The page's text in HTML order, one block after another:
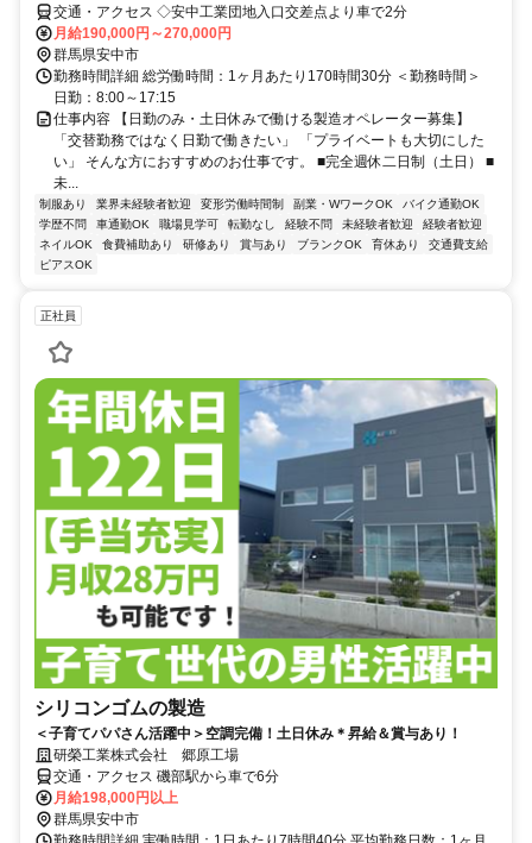
交通・アクセス ◇安中工業団地入口交差点より車で2分
月給190,000円～270,000円
群馬県安中市
勤務時間詳細 総労働時間：1ヶ月あたり170時間30分 ＜勤務時間＞
日勤：8:00～17:15
仕事内容 【日勤のみ・土日休みで働ける製造オペレーター募集】
「交替勤務ではなく日勤で働きたい」 「プライベートも大切にした
い」 そんな方におすすめのお仕事です。 ■完全週休二日制（土日） ■
未...
制服あり 業界未経験者歓迎 変形労働時間制 副業・WワークOK
バイク通勤OK
学歴不問
車通勤OK 職場見学可 転勤なし 経験不問 未経験者歓迎
経験者歓迎
ネイルOK
食費補助あり 研修あり 賞与あり ブランクOK 育休あり
交通費支給
ピアスOK
正社員
シリコンゴムの製造
＜子育てパパさん活躍中＞空調完備！土日休み＊昇給＆賞与あり！
研榮工業株式会社 郷原工場
交通・アクセス 磯部駅から車で6分
月給198,000円以上
群馬県安中市